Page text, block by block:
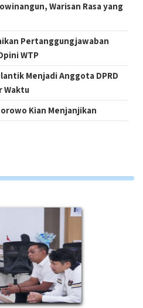
Warisan Rasa yang
Pertanggungjawaban
WTP
Menjadi Anggota DPRD
Waktu
Kian Menjanjikan